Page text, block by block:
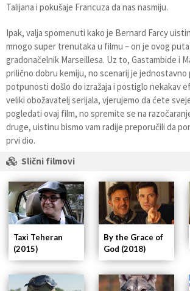
Talijana i pokušaje Francuza da nas nasmiju.
Ipak, valja spomenuti kako je Bernard Farcy
mnogo super trenutaka u filmu – on je ovog
gradonačelnik Marseillesa. Uz to, Gastambide i
prilično dobru kemiju, no scenarij je jednostavno
potpunosti došlo do izražaja i postiglo nekakav
veliki obožavatelj serijala, vjerujemo da ćete
pogledati ovaj film, no spremite se na
druge, uistinu bismo vam radije preporučili da
prvi dio.
Slični filmovi
Taxi Teheran
(2015)
By the Grace of
God (2018)